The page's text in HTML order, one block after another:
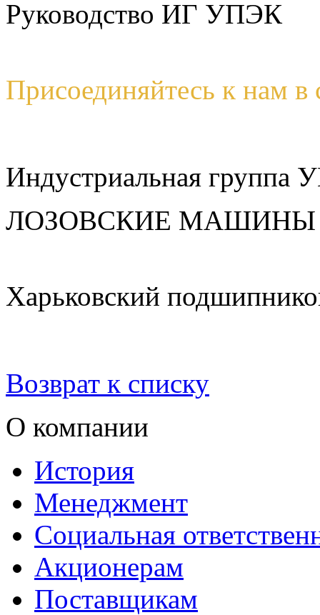
Руководство ИГ УПЭК
Присоединяйтесь к нам
Индустриальная
ЛОЗОВСКИЕ
Харьковский
Возврат к списку
О компании
История
Менеджмент
Социальная
Акционерам
Поставщикам